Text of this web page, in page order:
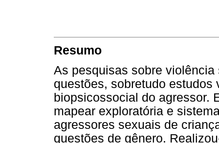
Resumo
As pesquisas sobre
questões, sobretudo estudos
biopsicossocial do agressor.
mapear exploratória e
agressores sexuais de
questões de gênero.